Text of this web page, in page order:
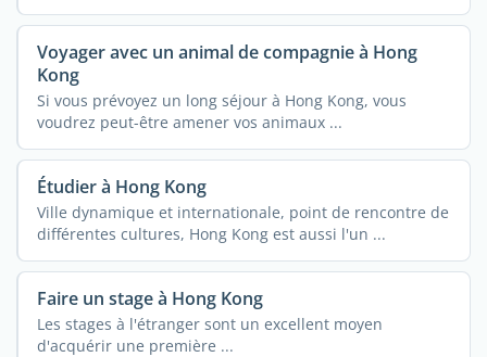
Voyager avec un animal de compagnie à Hong
Kong
Si vous prévoyez un long séjour à Hong Kong, vous
voudrez peut-être amener vos animaux ...
Étudier à Hong Kong
Ville dynamique et internationale, point de rencontre de
différentes cultures, Hong Kong est aussi l'un ...
Faire un stage à Hong Kong
Les stages à l'étranger sont un excellent moyen
d'acquérir une première ...